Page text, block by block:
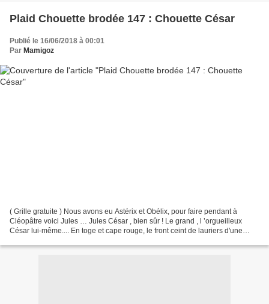
Plaid Chouette brodée 147 : Chouette César
Publié le 16/06/2018 à 00:01
Par Mamigoz
( Grille gratuite ) Nous avons eu Astérix et Obélix, pour faire pendant à
Cléopâtre voici Jules … Jules César , bien sûr ! Le grand , l ’orgueilleux
César lui-même.... En toge et cape rouge, le front ceint de lauriers d'une